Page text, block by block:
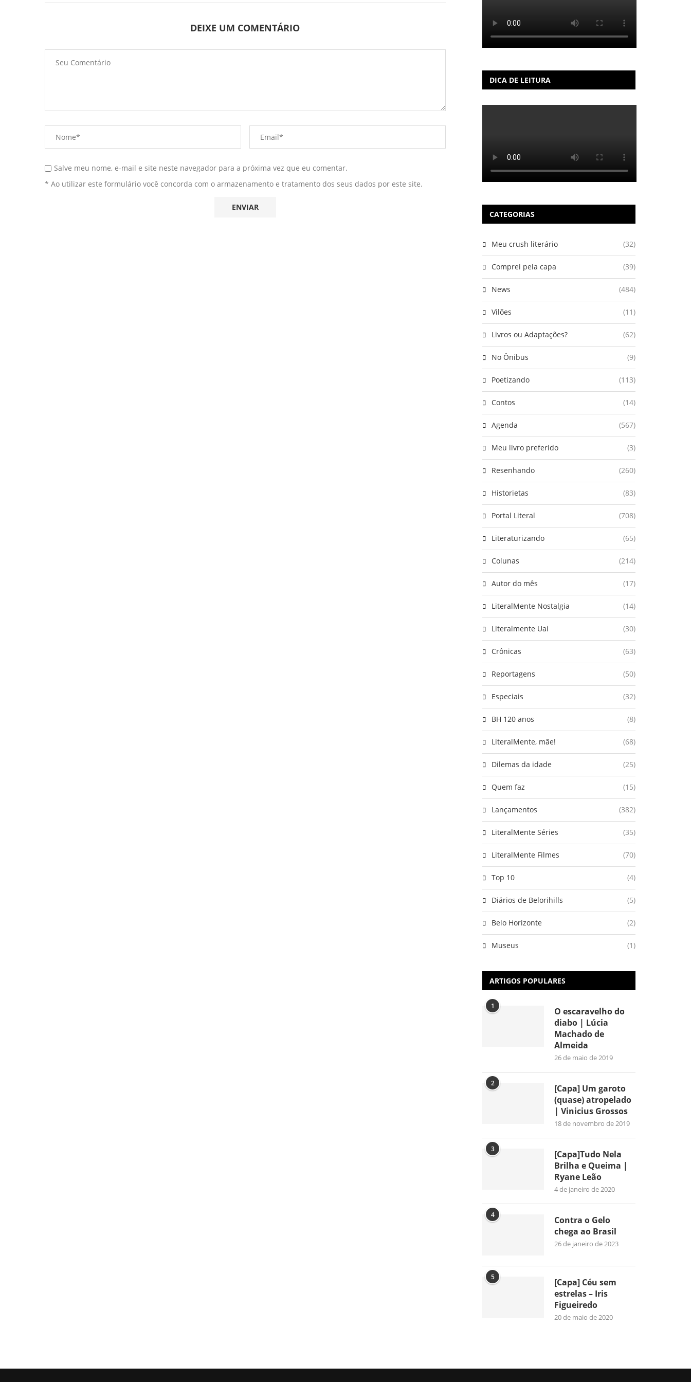
DEIXE UM COMENTÁRIO
Salve meu nome, e-mail e site neste navegador para a próxima vez que eu comentar.
* Ao utilizar este formulário você concorda com o armazenamento e tratamento dos seus dados por este site.
DICA DE LEITURA
CATEGORIAS
Meu crush literário (32)
Comprei pela capa (39)
News (484)
Vilões (11)
Livros ou Adaptações? (62)
No Ônibus (9)
Poetizando (113)
Contos (14)
Agenda (567)
Meu livro preferido (3)
Resenhando (260)
Historietas (83)
Portal Literal (708)
Literaturizando (65)
Colunas (214)
Autor do mês (17)
LiteralMente Nostalgia (14)
Literalmente Uai (30)
Crônicas (63)
Reportagens (50)
Especiais (32)
BH 120 anos (8)
LiteralMente, mãe! (68)
Dilemas da idade (25)
Quem faz (15)
Lançamentos (382)
LiteralMente Séries (35)
LiteralMente Filmes (70)
Top 10 (4)
Diários de Belorihills (5)
Belo Horizonte (2)
Museus (1)
ARTIGOS POPULARES
1
O escaravelho do
diabo | Lúcia
Machado de
Almeida
26 de maio de 2019
2
[Capa] Um garoto
(quase) atropelado
| Vinicius Grossos
18 de novembro de 2019
3
[Capa]Tudo Nela
Brilha e Queima |
Ryane Leão
4 de janeiro de 2020
4
Contra o Gelo
chega ao Brasil
26 de janeiro de 2023
5
[Capa] Céu sem
estrelas – Iris
Figueiredo
20 de maio de 2020